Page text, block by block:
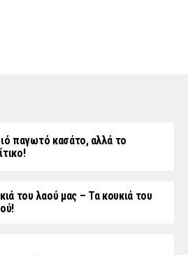
παγωτό κασάτο, αλλά το
του λαού μας – Τα κουκιά του